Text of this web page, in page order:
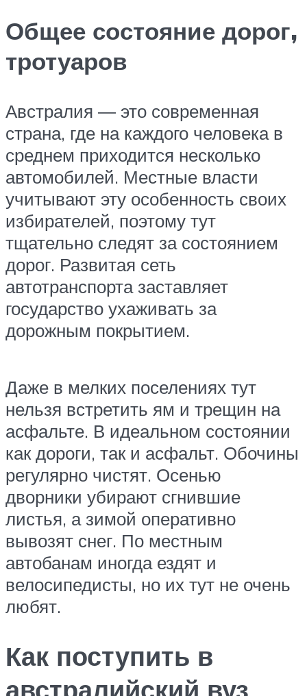
Общее состояние дорог,
тротуаров
Австралия ― это современная
страна, где на каждого человека в
среднем приходится несколько
автомобилей. Местные власти
учитывают эту особенность своих
избирателей, поэтому тут
тщательно следят за состоянием
дорог. Развитая сеть
автотранспорта заставляет
государство ухаживать за
дорожным покрытием.
Даже в мелких поселениях тут
нельзя встретить ям и трещин на
асфальте. В идеальном состоянии
как дороги, так и асфальт. Обочины
регулярно чистят. Осенью
дворники убирают сгнившие
листья, а зимой оперативно
вывозят снег. По местным
автобанам иногда ездят и
велосипедисты, но их тут не очень
любят.
Как поступить в